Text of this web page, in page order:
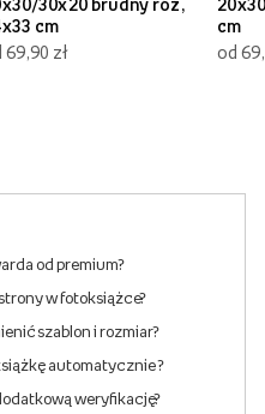
30x20 brudny róż,
cm
69,90 zł
cm
od
od premium?
w fotoksiążce?
szablon i rozmiar?
automatycznie ?
weryfikację?